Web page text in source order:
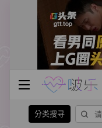
分类搜寻